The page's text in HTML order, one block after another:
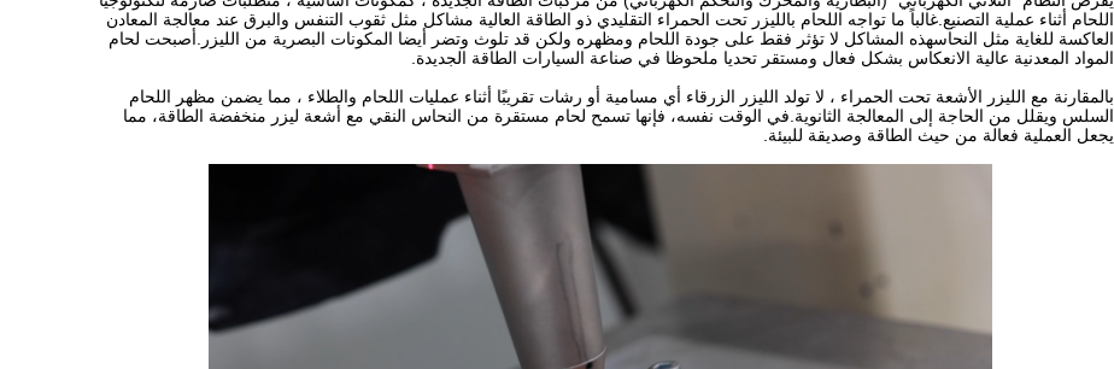
اللحام أثناء عملية التصنيع.غالباً ما تواجه اللحام بالليزر تحت الحمراء التقليدي ذو الطاقة العالية مشاكل مثل ثقوب التنفس والبرق عند معالجة المعادن
العاكسة للغاية مثل النحاسهذه المشاكل لا تؤثر فقط على جودة اللحام ومظهره ولكن قد تلوث وتضر أيضا المكونات البصرية من الليزر.أصبحت لحام
المواد المعدنية عالية الانعكاس بشكل فعال ومستقر تحديا ملحوظا في صناعة السيارات الطاقة الجديدة.
بالمقارنة مع الليزر الأشعة تحت الحمراء ، لا تولد الليزر الزرقاء أي مسامية أو رشات تقريبًا أثناء عمليات اللحام والطلاء ، مما يضمن مظهر اللحام
السلس ويقلل من الحاجة إلى المعالجة الثانوية.في الوقت نفسه، فإنها تسمح لحام مستقرة من النحاس النقي مع أشعة ليزر منخفضة الطاقة، مما
يجعل العملية فعالة من حيث الطاقة وصديقة للبيئة.